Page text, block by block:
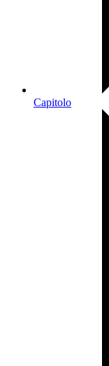
Capitolo